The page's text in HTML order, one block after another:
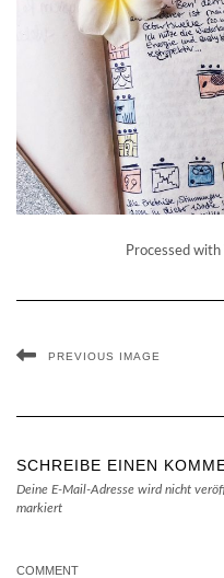
Processed
PREVIOUS IMAGE
SCHREIBE EINEN
Deine E-Mail-Adresse wird nicht
markiert
COMMENT